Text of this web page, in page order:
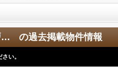
西区井口台３丁目 中古戸建て の過去掲載物件情報
い。